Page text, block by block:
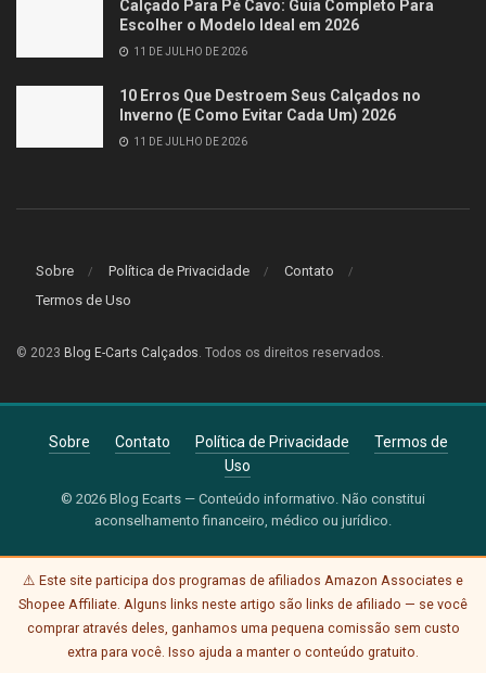
Calçado Para Pé Cavo: Guia Completo Para
Escolher o Modelo Ideal em 2026
11 DE JULHO DE 2026
10 Erros Que Destroem Seus Calçados no
Inverno (E Como Evitar Cada Um) 2026
11 DE JULHO DE 2026
Sobre Política de Privacidade
Contato
Termos de Uso
© 2023 Blog E-Carts Calçados . Todos os direitos reservados.
Sobre Contato Política de Privacidade
Termos de
Uso
© 2026 Blog Ecarts — Conteúdo informativo. Não constitui
aconselhamento financeiro, médico ou jurídico.
⚠️ Este site participa dos programas de afiliados Amazon Associates e
Shopee Affiliate. Alguns links neste artigo são links de afiliado — se você
comprar através deles, ganhamos uma pequena comissão sem custo
extra para você. Isso ajuda a manter o conteúdo gratuito.